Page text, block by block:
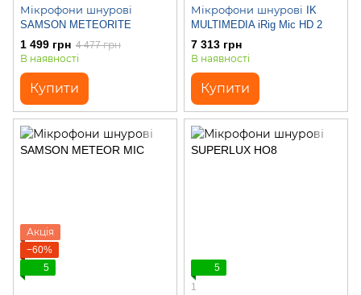
Мікрофони шнурові
SAMSON METEORITE
1 499 грн 4 477 грн
В наявності
Купити
Мікрофони шнурові IK
MULTIMEDIA iRig Mic HD 2
7 313 грн
В наявності
Купити
Акція
−60%
5
5
1